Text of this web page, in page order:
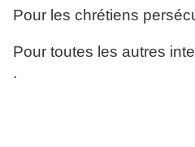
Pour les chrétiens
Pour toutes les autres
.